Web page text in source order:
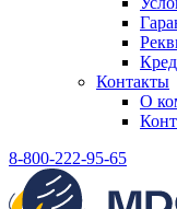
Контакты
О
8-800-222-95-65